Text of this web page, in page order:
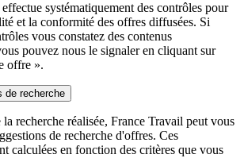
systématiquement des contrôles pour
et la conformité des offres diffusées. Si
vous constatez des contenus
pouvez nous le signaler en cliquant sur
offre ».
de recherche
recherche réalisée, France Travail peut vous
de recherche d'offres. Ces
calculées en fonction des critères que vous